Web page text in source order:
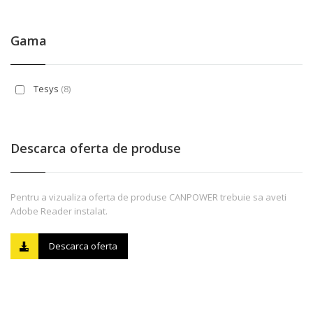
Gama
Tesys (8)
Descarca oferta de produse
Pentru a vizualiza oferta de produse CANPOWER trebuie sa aveti
Adobe Reader instalat.
Descarca oferta